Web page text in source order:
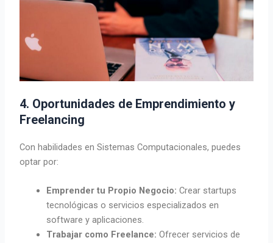
4. Oportunidades de Emprendimiento y
Freelancing
Con habilidades en Sistemas Computacionales, puedes
optar por:
Emprender tu Propio Negocio: Crear startups
tecnológicas o servicios especializados en
software y aplicaciones.
Trabajar como Freelance: Ofrecer servicios de